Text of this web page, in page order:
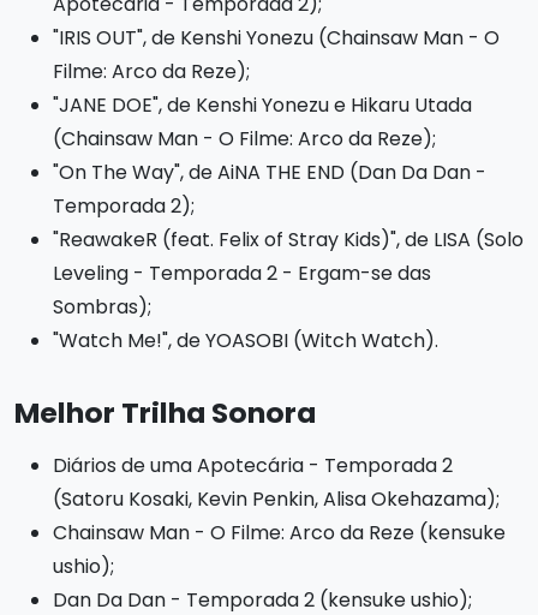
"IRIS OUT", de Kenshi Yonezu (Chainsaw Man - O
Filme: Arco da Reze);
"JANE DOE", de Kenshi Yonezu e Hikaru Utada
(Chainsaw Man - O Filme: Arco da Reze);
"On The Way", de AiNA THE END (Dan Da Dan -
Temporada 2);
"ReawakeR (feat. Felix of Stray Kids)", de LISA (Solo
Leveling - Temporada 2 - Ergam-se das
Sombras);
"Watch Me!", de YOASOBI (Witch Watch).
Melhor Trilha Sonora
Diários de uma Apotecária - Temporada 2
(Satoru Kosaki, Kevin Penkin, Alisa Okehazama);
Chainsaw Man - O Filme: Arco da Reze (kensuke
ushio);
Dan Da Dan - Temporada 2 (kensuke ushio);